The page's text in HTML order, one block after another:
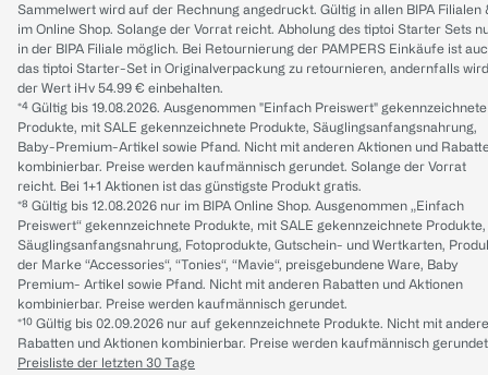
Sammelwert wird auf der Rechnung angedruckt. Gültig in allen BIPA Filialen
im Online Shop. Solange der Vorrat reicht. Abholung des tiptoi Starter Sets
in der BIPA Filiale möglich. Bei Retournierung der PAMPERS Einkäufe ist
das tiptoi Starter-Set in Originalverpackung zu retournieren, andernfalls wird
der Wert iHv 54.99 € einbehalten.
*⁴ Gültig bis 19.08.2026. Ausgenommen "Einfach Preiswert" gekennzeichnete
Produkte, mit SALE gekennzeichnete Produkte, Säuglingsanfangsnahrung,
Baby-Premium-Artikel sowie Pfand. Nicht mit anderen Aktionen und
kombinierbar. Preise werden kaufmännisch gerundet. Solange der Vorrat
reicht. Bei 1+1 Aktionen ist das günstigste Produkt gratis.
*⁸ Gültig bis 12.08.2026 nur im BIPA Online Shop. Ausgenommen „Einfach
Preiswert“ gekennzeichnete Produkte, mit SALE gekennzeichnete Produkte,
Säuglingsanfangsnahrung, Fotoprodukte, Gutschein- und Wertkarten,
der Marke “Accessories“, “Tonies“, “Mavie“, preisgebundene Ware, Baby
Premium- Artikel sowie Pfand. Nicht mit anderen Rabatten und Aktionen
kombinierbar. Preise werden kaufmännisch gerundet.
*¹⁰ Gültig bis 02.09.2026 nur auf gekennzeichnete Produkte. Nicht mit
Rabatten und Aktionen kombinierbar. Preise werden kaufmännisch
Preisliste der letzten 30 Tage